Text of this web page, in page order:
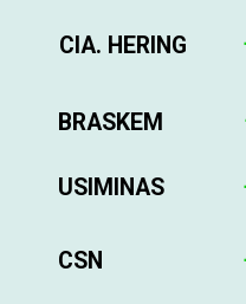
CIA. HERING
BRASKEM
USIMINAS
CSN